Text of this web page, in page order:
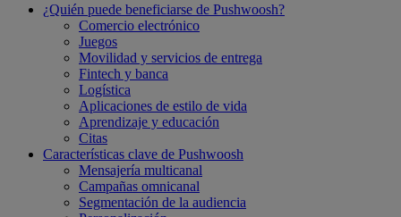
¿Quién puede beneficiarse de Pushwoosh?
Comercio electrónico
Juegos
Movilidad y servicios de entrega
Fintech y banca
Logística
Aplicaciones de estilo de vida
Aprendizaje y educación
Citas
Características clave de Pushwoosh
Mensajería multicanal
Campañas omnicanal
Segmentación de la audiencia